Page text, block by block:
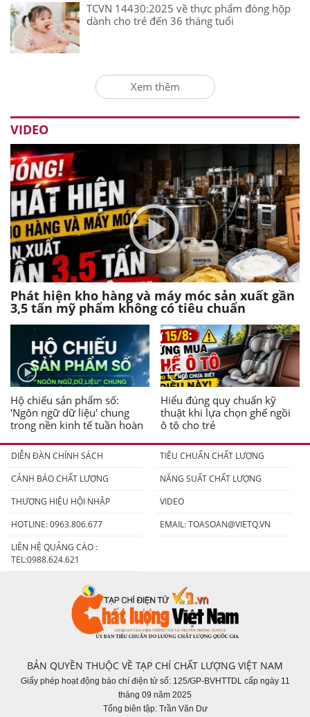
TCVN 14430:2025 về thực phẩm đóng hộp
dành cho trẻ đến 36 tháng tuổi
Xem thêm
VIDEO
Phát hiện kho hàng và máy móc sản xuất gần
3,5 tấn mỹ phẩm không có tiêu chuẩn
Hộ chiếu sản phẩm số:
'Ngôn ngữ dữ liệu' chung
trong nền kinh tế tuần hoàn
Hiểu đúng quy chuẩn kỹ
thuật khi lựa chọn ghế ngồi
ô tô cho trẻ
DIỄN ĐÀN CHÍNH SÁCH
TIÊU CHUẨN CHẤT LƯỢNG
CẢNH BÁO CHẤT LƯỢNG
NĂNG SUẤT CHẤT LƯỢNG
THƯƠNG HIỆU HỘI NHẬP
VIDEO
HOTLINE: 0963.806.677
EMAIL:TOASOAN@VIETQ.VN
LIÊN HỆ QUẢNG CÁO :
TEL:0988.624.621
BẢN QUYỀN THUỘC VỀ TẠP CHÍ CHẤT LƯỢNG VIỆT NAM
Giấy phép hoạt động báo chí điện tử số: 125/GP-BVHTTDL cấp ngày 11
tháng 09 năm 2025
Tổng biên tập: Trần Văn Dư